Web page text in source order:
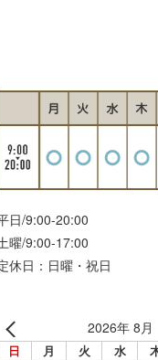
日/9:00-20:00
曜/9:00-17:00
休日：日曜・祝日
2026年 8月
日 月 火 水